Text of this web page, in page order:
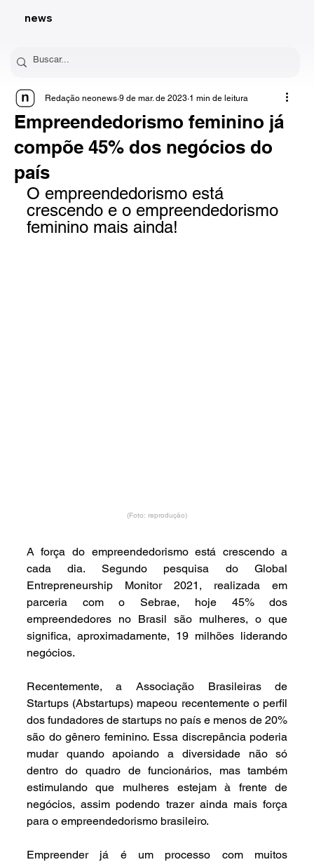
news
Empreendedorismo feminino já
compõe 45% dos negócios do
país
Redação neonews 9 de mar. de 2023 1 min de leitura
O empreendedorismo está
crescendo e o empreendedorismo
feminino mais ainda!
(Foto: reprodução)
A força do empreendedorismo está crescendo a
cada dia. Segundo pesquisa do Global
Entrepreneurship Monitor 2021, realizada em
parceria com o Sebrae, hoje 45% dos
empreendedores no Brasil são mulheres, o que
significa, aproximadamente, 19 milhões liderando
negócios.
Recentemente, a Associação Brasileiras de
Startups (Abstartups) mapeou recentemente o perfil
dos fundadores de startups no país e menos de 20%
são do gênero feminino. Essa discrepância poderia
mudar quando apoiando a diversidade não só
dentro do quadro de funcionários, mas também
estimulando que mulheres estejam à frente de
negócios, assim podendo trazer ainda mais força
para o empreendedorismo brasileiro.
Empreender já é um processo com muitos